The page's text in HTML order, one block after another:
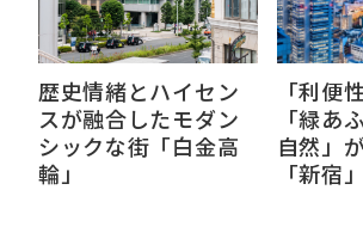
歴史情緒とハイセン
スが融合したモダン
シックな街「白金高
輪」
「利便
「緑あ
自然」
「新宿」